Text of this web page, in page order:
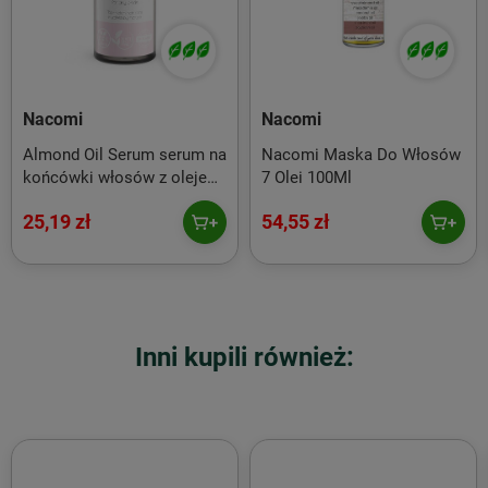
Gramatura:
Pielęgnacja specyficzna:
serum
Pojemność:30
Pora stosowania:noc
Rodzaj skóry:
dojrzała
Słońce:nie
Nacomi
Almond Oil Serum serum na
końcówki włosów z olejem
ze słodkich migdałów z
pipetą 50ml
25,19 zł
Nacomi
Nacomi Maska Do Włosów
7 Olei 100Ml
54,55 zł
Inni kupili również: